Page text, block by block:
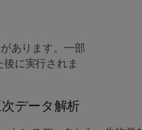
あります。一部
に実行されま
データ解析